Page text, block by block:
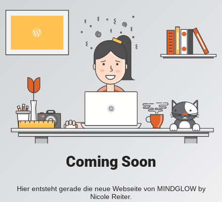
Coming Soon
Hier entsteht gerade die neue Webseite von MINDGLOW by
Nicole Reiter.